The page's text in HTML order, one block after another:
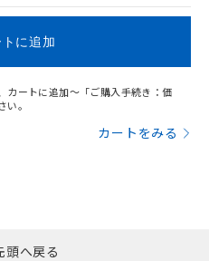
トに追加
カートに追加～「ご購入手続き：価
。
カートをみる
頭へ戻る